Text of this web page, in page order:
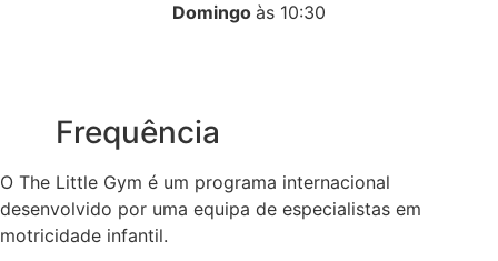
Domingo às 10:30
Frequência
O The Little Gym é um programa internacional
desenvolvido por uma equipa de especialistas em
motricidade infantil.